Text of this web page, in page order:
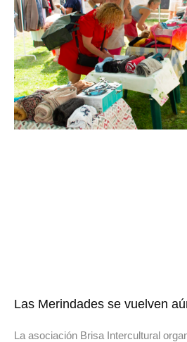
Las Merindades se vuelven
La asociación Brisa Intercultural